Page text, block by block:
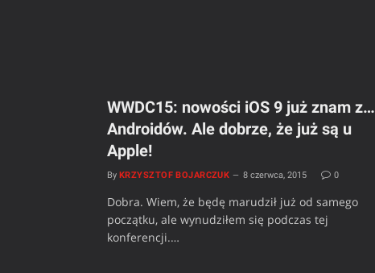
WWDC15: nowości iOS 9 już znam z…
Androidów. Ale dobrze, że już są u
Apple!
By KRZYSZTOF BOJARCZUK 8 czerwca, 2015 0
Dobra. Wiem, że będę marudził już od samego
początku, ale wynudziłem się podczas tej
konferencji.…